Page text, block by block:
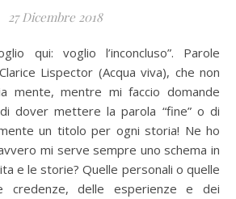
27 Dicembre 2018
Lispector (Acqua viva), che non
mente, mentre mi faccio domande
dover mettere la parola “fine” o di
un titolo per ogni storia! Ne ho
mi serve sempre uno schema in
e le storie? Quelle personali o quelle
credenze, delle esperienze e dei